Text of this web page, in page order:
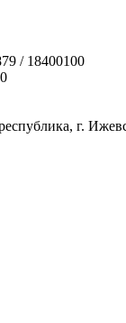
/ 18400100
г.